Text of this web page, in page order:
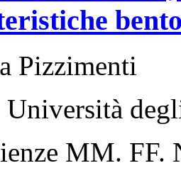
Pizzimenti
Università
MM. FF.